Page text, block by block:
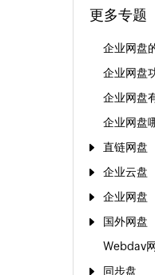
更多专题
企业网盘
企业网盘
企业网盘
企业网盘
直链网盘
企业云盘
企业网盘
国外网盘
Webdav
同步盘